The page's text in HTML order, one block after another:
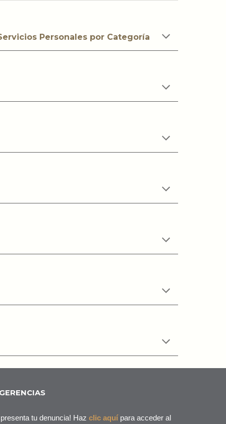
Personales por Categoría
presenta tu denuncia! Hazclic aquí para acceder al